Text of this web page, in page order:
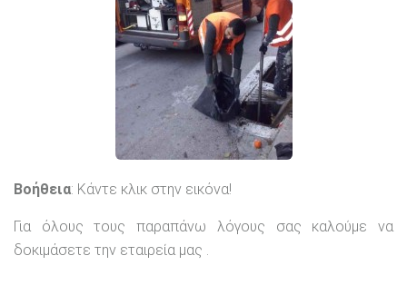
Βοήθεια: Κάντε κλικ στην εικόνα!
Για όλους τους παραπάνω λόγους σας καλούμε να
δοκιμάσετε την εταιρεία μας .